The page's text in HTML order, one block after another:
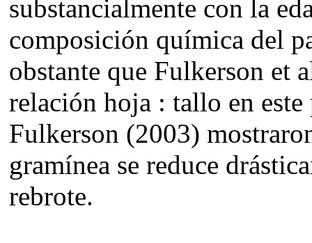
substancialmente con la
composición química del
obstante que Fulkerson et
relación hoja : tallo en
Fulkerson (2003)
gramínea se reduce
rebrote.